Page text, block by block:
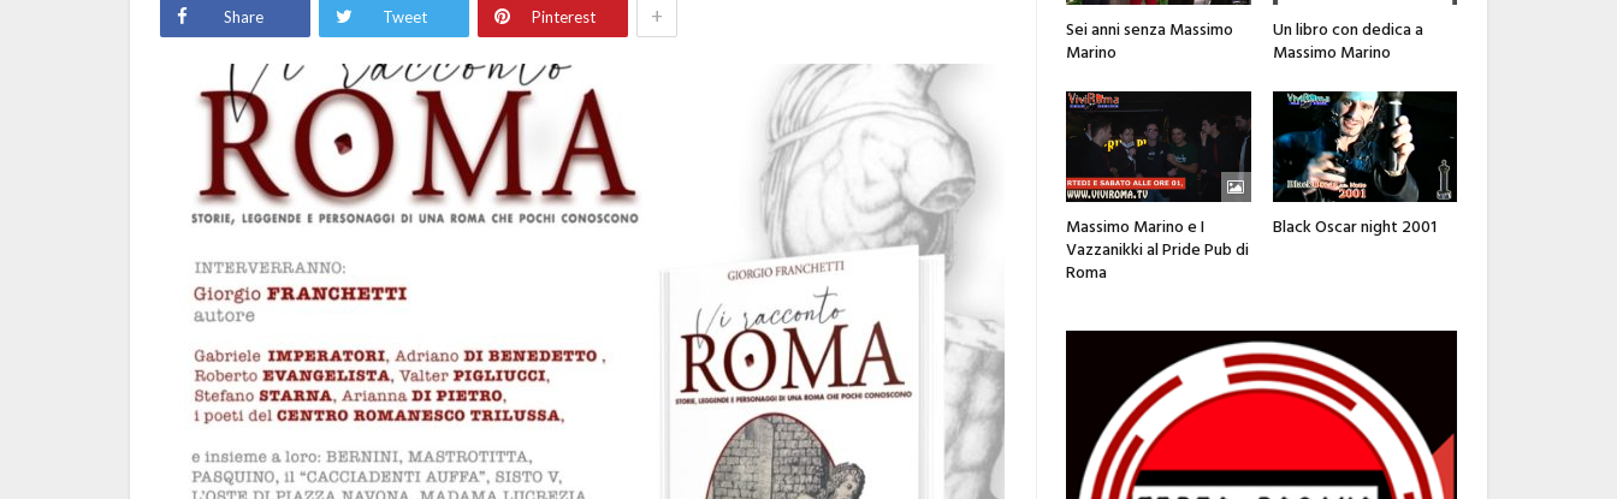
Share Tweet Pinterest +
Sei anni senza Massimo
Marino
Un libro con dedica a
Massimo Marino
Massimo Marino e I
Vazzanikki al Pride Pub di
Roma
Black Oscar night 2001